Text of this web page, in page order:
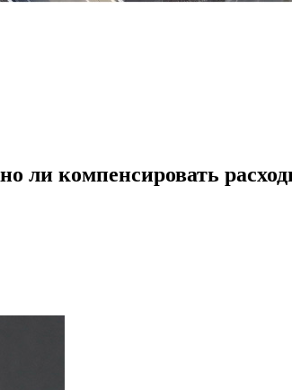
ли компенсировать